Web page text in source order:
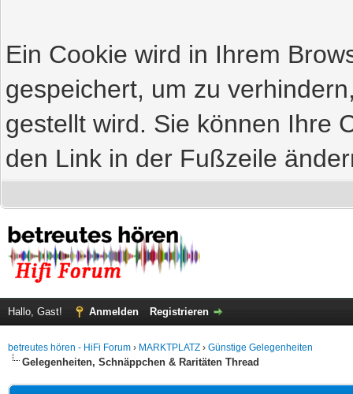
Ein Cookie wird in Ihrem
gespeichert, um zu
gestellt wird. Sie können Ihre
den Link in der Fußzeile
Hallo, Gast! Anmelden Registrieren
betreutes hören - HiFi Forum › MARKTPLATZ › Günstige Gelegenheiten
Gelegenheiten, Schnäppchen & Raritäten Thread